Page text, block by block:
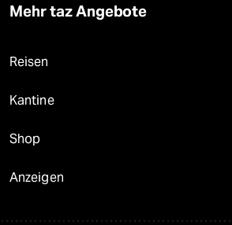
Mehr taz Angebote
Reisen
Kantine
Shop
Anzeigen